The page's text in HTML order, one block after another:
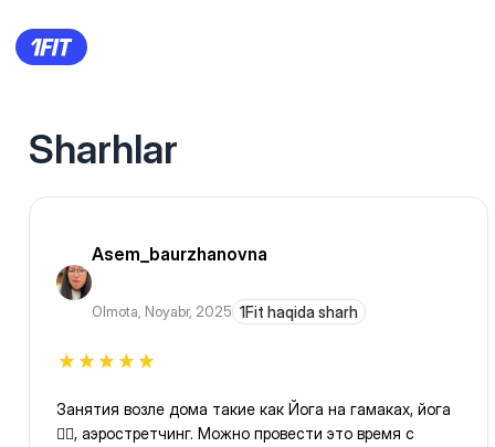
Sharhlar
Asem_baurzhanovna
Olmota, Noyabr, 2025 1Fit haqida sharh
Занятия возле дома такие как Йога на гамаках, йога
🧘‍♀️, аэростретчинг. Можно провести это время с